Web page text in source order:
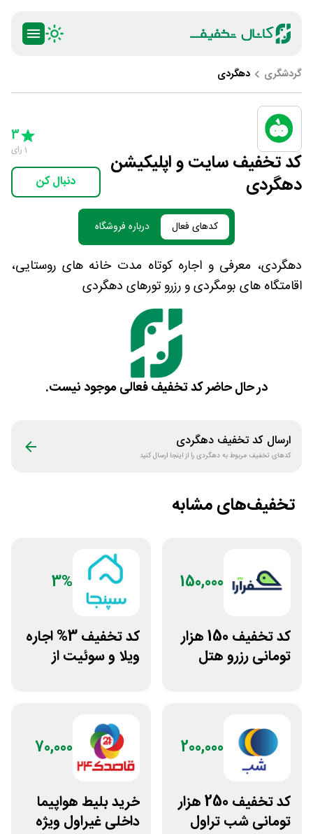
گردشگری دهگردی
کد تخفیف سایت و اپلیکیشن
دهگردی
5 Stars
3
1 رای
دنبال کن
کدهای فعال درباره فروشگاه
دهگردی، معرفی و اجاره کوتاه مدت خانه های روستایی،
اقامتگاه های بومگردی و رزرو تورهای دهگردی
در حال حاضر کد تخفیف فعالی موجود نیست.
ارسال کد تخفیف دهگردی
کدهای تخفیف مربوط بهدهگردیرا از اینجا ارسال کنید
تخفیف‌های مشابه
150,000
کد تخفیف 150 هزار
تومانی رزرو هتل
3%
کد تخفیف 3% اجاره
ویلا و سوئیت از
200,000
کد تخفیف 250 هزار
تومانی شب تراول
70,000
خرید بلیط هواپیما
داخلی غیراول ویژه